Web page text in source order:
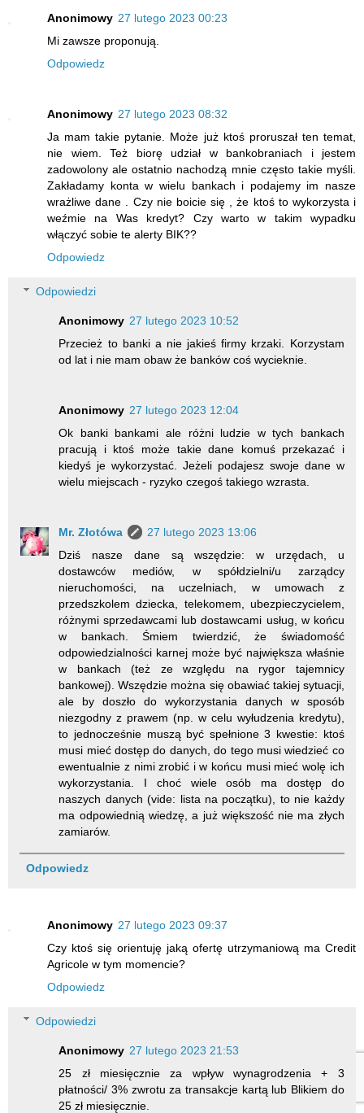
Anonimowy 27 lutego 2023 00:23
Mi zawsze proponują.
Odpowiedz
Anonimowy 27 lutego 2023 08:32
Ja mam takie pytanie. Może już ktoś proruszał ten temat,
nie wiem. Też biorę udział w bankobraniach i jestem
zadowolony ale ostatnio nachodzą mnie często takie myśli.
Zakładamy konta w wielu bankach i podajemy im nasze
wrażliwe dane . Czy nie boicie się , że ktoś to wykorzysta i
weźmie na Was kredyt? Czy warto w takim wypadku
włączyć sobie te alerty BIK??
Odpowiedz
Odpowiedzi
Anonimowy 27 lutego 2023 10:52
Przecież to banki a nie jakieś firmy krzaki. Korzystam
od lat i nie mam obaw że banków coś wycieknie.
Anonimowy 27 lutego 2023 12:04
Ok banki bankami ale różni ludzie w tych bankach
pracują i ktoś może takie dane komuś przekazać i
kiedyś je wykorzystać. Jeżeli podajesz swoje dane w
wielu miejscach - ryzyko czegoś takiego wzrasta.
Mr. Złotówa
27 lutego 2023 13:06
Dziś nasze dane są wszędzie: w urzędach, u
dostawców mediów, w spółdzielni/u zarządcy
nieruchomości, na uczelniach, w umowach z
przedszkolem dziecka, telekomem, ubezpieczycielem,
różnymi sprzedawcami lub dostawcami usług, w końcu
w bankach. Śmiem twierdzić, że świadomość
odpowiedzialności karnej może być największa właśnie
w bankach (też ze względu na rygor tajemnicy
bankowej). Wszędzie można się obawiać takiej sytuacji,
ale by doszło do wykorzystania danych w sposób
niezgodny z prawem (np. w celu wyłudzenia kredytu),
to jednocześnie muszą być spełnione 3 kwestie: ktoś
musi mieć dostęp do danych, do tego musi wiedzieć co
ewentualnie z nimi zrobić i w końcu musi mieć wolę ich
wykorzystania. I choć wiele osób ma dostęp do
naszych danych (vide: lista na początku), to nie każdy
ma odpowiednią wiedzę, a już większość nie ma złych
zamiarów.
Odpowiedz
Anonimowy 27 lutego 2023 09:37
Czy ktoś się orientuję jaką ofertę utrzymaniową ma Credit
Agricole w tym momencie?
Odpowiedz
Odpowiedzi
Anonimowy 27 lutego 2023 21:53
25 zł miesięcznie za wpływ wynagrodzenia + 3
płatności/ 3% zwrotu za transakcje kartą lub Blikiem do
25 zł miesięcznie.